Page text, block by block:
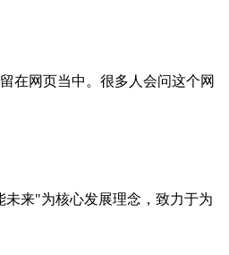
在网页当中。很多人会问这个网
来"为核心发展理念，致力于为